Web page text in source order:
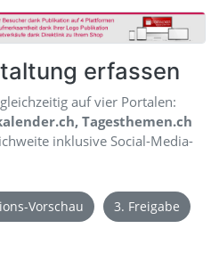
erfassen
auf vier Portalen:
Tagesthemen.ch
inklusive Social-Media-
Vorschau
3. Freigabe